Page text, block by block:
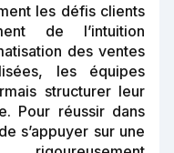
les défis clients
de l’intuition
des ventes
les équipes
structurer leur
Pour réussir dans
s’appuyer sur une